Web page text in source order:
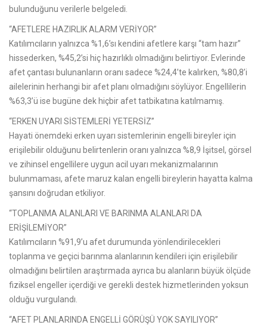
bulunduğunu verilerle belgeledi.
“AFETLERE HAZIRLIK ALARM VERİYOR”
Katılımcıların yalnızca %1,6’sı kendini afetlere karşı “tam hazır”
hissederken, %45,2’si hiç hazırlıklı olmadığını belirtiyor. Evlerinde
afet çantası bulunanların oranı sadece %24,4’te kalırken, %80,8’i
ailelerinin herhangi bir afet planı olmadığını söylüyor. Engellilerin
%63,3’ü ise bugüne dek hiçbir afet tatbikatına katılmamış.
“ERKEN UYARI SİSTEMLERİ YETERSİZ”
Hayati önemdeki erken uyarı sistemlerinin engelli bireyler için
erişilebilir olduğunu belirtenlerin oranı yalnızca %8,9 İşitsel, görsel
ve zihinsel engellilere uygun acil uyarı mekanizmalarının
bulunmaması, afete maruz kalan engelli bireylerin hayatta kalma
şansını doğrudan etkiliyor.
“TOPLANMA ALANLARI VE BARINMA ALANLARI DA
ERİŞİLEMİYOR”
Katılımcıların %91,9’u afet durumunda yönlendirilecekleri
toplanma ve geçici barınma alanlarının kendileri için erişilebilir
olmadığını belirtilen araştırmada ayrıca bu alanların büyük ölçüde
fiziksel engeller içerdiği ve gerekli destek hizmetlerinden yoksun
olduğu vurgulandı.
“AFET PLANLARINDA ENGELLİ GÖRÜŞÜ YOK SAYILIYOR”